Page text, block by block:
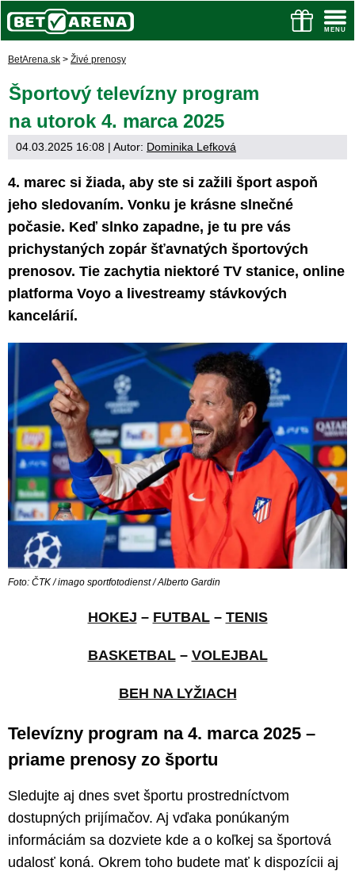
BetArena.sk > Živé prenosy
Športový televízny program
na utorok 4. marca 2025
04.03.2025 16:08 | Autor: Dominika Lefková
4. marec si žiada, aby ste si zažili šport aspoň
jeho sledovaním. Vonku je krásne slnečné
počasie. Keď slnko zapadne, je tu pre vás
prichystaných zopár šťavnatých športových
prenosov. Tie zachytia niektoré TV stanice, online
platforma Voyo a livestreamy stávkových
kancelárií.
Foto: ČTK / imago sportfotodienst / Alberto Gardin
HOKEJ – FUTBAL– TENIS
BASKETBAL– VOLEJBAL
BEH NA LYŽIACH
Televízny program na 4. marca 2025 –
priame prenosy zo športu
Sledujte aj dnes svet športu prostredníctvom
dostupných prijímačov. Aj vďaka ponúkaným
informáciám sa dozviete kde a o koľkej sa športová
udalosť koná. Okrem toho budete mať k dispozícii aj